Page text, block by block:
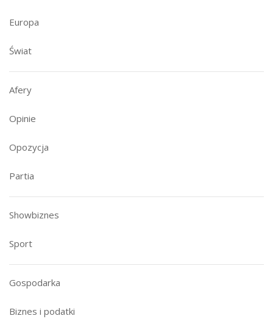
Europa
Świat
Afery
Opinie
Opozycja
Partia
Showbiznes
Sport
Gospodarka
Biznes i podatki